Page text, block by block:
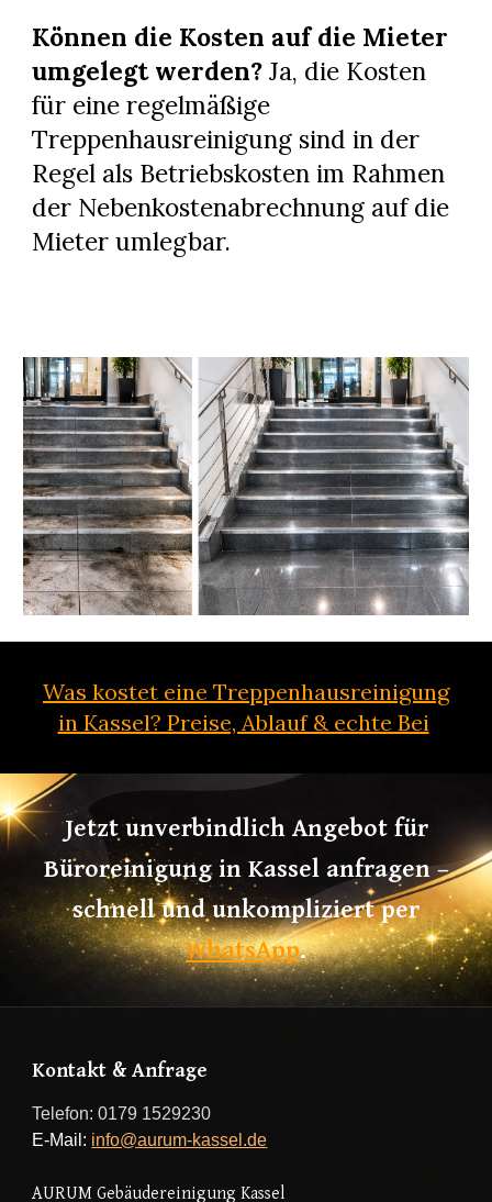
Können die Kosten auf die Mieter
umgelegt werden? Ja, die Kosten
für eine regelmäßige
Treppenhausreinigung sind in der
Regel als Betriebskosten im Rahmen
der Nebenkostenabrechnung auf die
Mieter umlegbar.
Was kostet eine Treppenhausreinigung
in Kassel? Preise, Ablauf & echte Bei
Jetzt unverbindlich Angebot für
Büroreinigung in Kassel anfragen –
schnell und unkompliziert per
WhatsApp.
Kontakt & Anfrage
Telefon: 0179 1529230
E-Mail: info@aurum-kassel.de
AURUM GebäudereinigungKassel